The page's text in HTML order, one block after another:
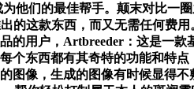
他们的最佳帮手。颠末对比一
的这款东西，而又无需任何费
的用户，Artbreeder：这是一
个东西都有其奇特的功能和特
图像，生成的图像有时候显得